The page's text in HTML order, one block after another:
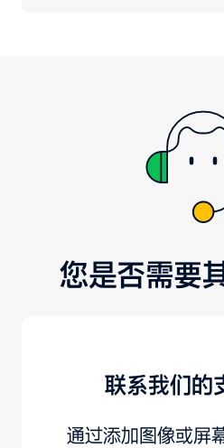
您是否需要
联系我们的
通过添加图像或屏